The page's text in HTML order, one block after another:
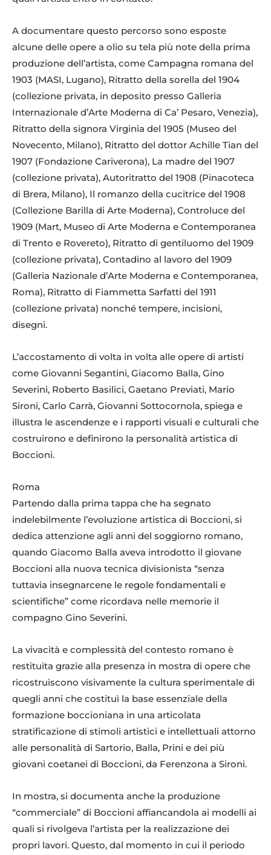
Plinio-Nomellini-Garibaldi-1907-olio-su-tela.-Museo-Fattori-Livorno.
Umberto-Boccioni-Il-romanzo-di-una-cucitrice-1908-olio-su-tela.
Novecento-Milano.
A documentare questo percorso sono esposte
alcune delle opere a olio su tela più note della prima
produzione dell’artista, come Campagna romana del
1903 (MASI, Lugano), Ritratto della sorella del 1904
(collezione privata, in deposito presso Galleria
Internazionale d’Arte Moderna di Ca’ Pesaro, Venezia),
Ritratto della signora Virginia del 1905 (Museo del
Novecento, Milano), Ritratto del dottor Achille Tian del
1907 (Fondazione Cariverona), La madre del 1907
(collezione privata), Autoritratto del 1908 (Pinacoteca
di Brera, Milano), Il romanzo della cucitrice del 1908
(Collezione Barilla di Arte Moderna), Controluce del
1909 (Mart, Museo di Arte Moderna e Contemporanea
di Trento e Rovereto), Ritratto di gentiluomo del 1909
(collezione privata), Contadino al lavoro del 1909
(Galleria Nazionale d’Arte Moderna e Contemporanea,
Roma), Ritratto di Fiammetta Sarfatti del 1911
(collezione privata) nonché tempere, incisioni,
disegni.
L’accostamento di volta in volta alle opere di artisti
come Giovanni Segantini, Giacomo Balla, Gino
Severini, Roberto Basilici, Gaetano Previati, Mario
Sironi, Carlo Carrà, Giovanni Sottocornola, spiega e
illustra le ascendenze e i rapporti visuali e culturali che
costruirono e definirono la personalità artistica di
Boccioni.
Roma
Partendo dalla prima tappa che ha segnato
indelebilmente l’evoluzione artistica di Boccioni, si
dedica attenzione agli anni del soggiorno romano,
quando Giacomo Balla aveva introdotto il giovane
Boccioni alla nuova tecnica divisionista “senza
tuttavia insegnarcene le regole fondamentali e
scientifiche” come ricordava nelle memorie il
compagno Gino Severini.
La vivacità e complessità del contesto romano è
restituita grazie alla presenza in mostra di opere che
ricostruiscono visivamente la cultura sperimentale di
quegli anni che costituì la base essenziale della
formazione boccioniana in una articolata
stratificazione di stimoli artistici e intellettuali attorno
alle personalità di Sartorio, Balla, Prini e dei più
giovani coetanei di Boccioni, da Ferenzona a Sironi.
In mostra, si documenta anche la produzione
“commerciale” di Boccioni affiancandola ai modelli ai
quali si rivolgeva l’artista per la realizzazione dei
propri lavori. Questo, dal momento in cui il periodo